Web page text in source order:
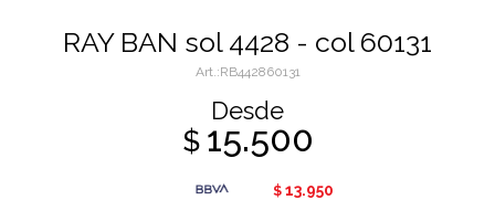
RAY BAN sol 4428 - col 60131
RB442860131
Desde
$ 15.500
$ 13.950